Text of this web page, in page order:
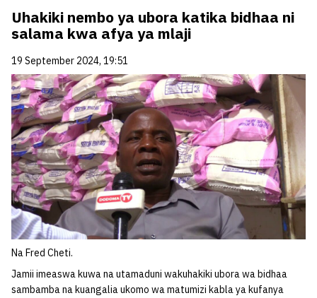
Uhakiki nembo ya ubora katika bidhaa ni
salama kwa afya ya mlaji
19 September 2024, 19:51
Na Fred Cheti.
Jamii imeaswa kuwa na utamaduni wakuhakiki ubora wa bidhaa
sambamba na kuangalia ukomo wa matumizi kabla ya kufanya